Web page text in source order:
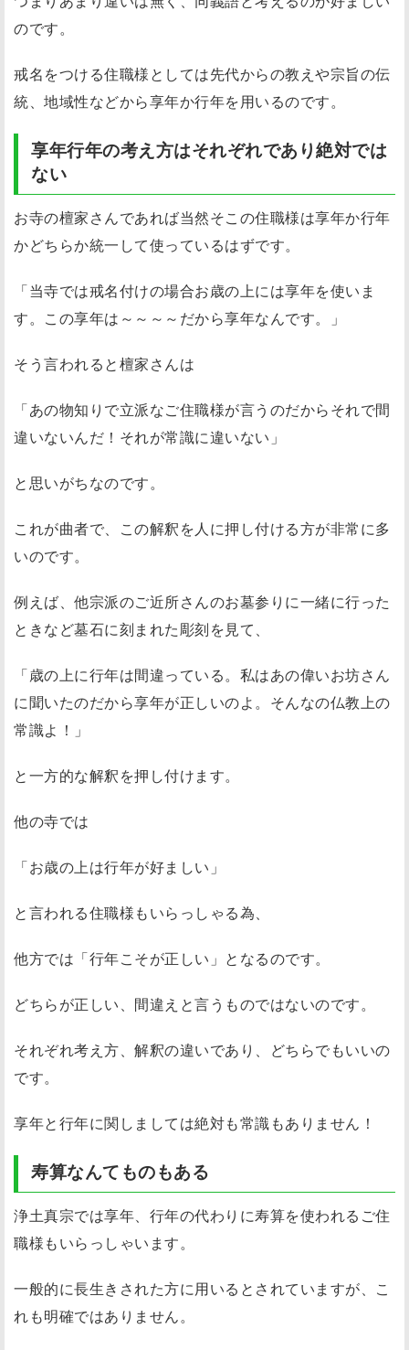
のです。
戒名をつける住職様としては先代からの教えや宗旨の伝
統、地域性などから享年か行年を用いるのです。
享年行年の考え方はそれぞれであり絶対では
ない
お寺の檀家さんであれば当然そこの住職様は享年か行年
かどちらか統一して使っているはずです。
「当寺では戒名付けの場合お歳の上には享年を使いま
す。この享年は～～～～だから享年なんです。」
そう言われると檀家さんは
「あの物知りで立派なご住職様が言うのだからそれで間
違いないんだ！ それが常識に違いない 」
と思いがちなのです。
これが曲者で、この解釈を人に押し付ける方が非常に多
いのです。
例えば、他宗派のご近所さんのお墓参りに一緒に行った
ときなど墓石に刻まれた彫刻を見て、
「歳の上に行年は間違っている。私はあの偉いお坊さん
に聞いたのだから享年が正しいのよ。そんなの仏教上の
常識よ！」
と一方的な解釈を押し付けます。
他の寺では
「お歳の上は行年が好ましい」
と言われる住職様もいらっしゃる為、
他方では「行年こそが正しい」となるのです。
どちらが正しい、間違えと言うものではないのです。
それぞれ考え方、解釈の違いであり、どちらでもいいの
です。
享年と行年に関しましては絶対も常識もありません！
寿算なんてものもある
浄土真宗では享年、行年の代わりに寿算を使われるご住
職様もいらっしゃいます。
一般的に長生きされた方に用いるとされていますが、こ
れも明確ではありません。